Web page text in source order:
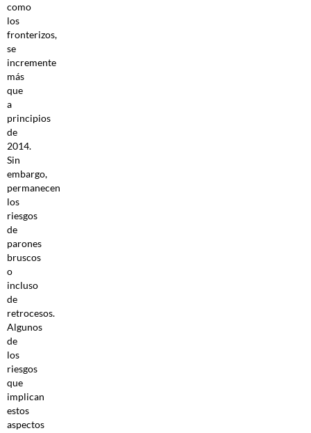
como
los
fronterizos,
se
incremente
más
que
a
principios
de
2014.
Sin
embargo,
permanecen
los
riesgos
de
parones
bruscos
o
incluso
de
retrocesos.
Algunos
de
los
riesgos
que
implican
estos
aspectos